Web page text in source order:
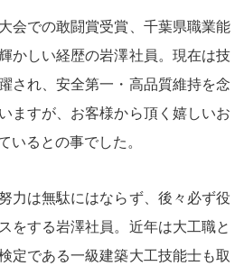
会での敢闘賞受賞、千葉県職業能
かしい経歴の岩澤社員。現在は技
され、安全第一・高品質維持を念
ますが、お客様から頂く嬉しいお
いるとの事でした。
力は無駄にはならず、後々必ず役
をする岩澤社員。近年は大工職と
定である一級建築大工技能士も取